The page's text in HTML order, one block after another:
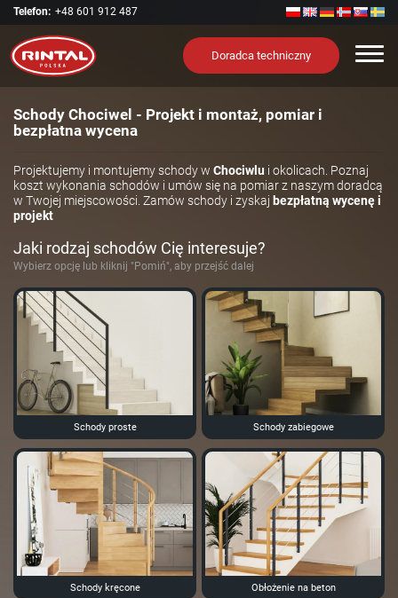
Telefon: +48 601 912 487
Doradca techniczny
Schody Chociwel - Projekt i montaż, pomiar i
bezpłatna wycena
Projektujemy i montujemy schody w Chociwlu i okolicach. Poznaj
koszt wykonania schodów i umów się na pomiar z naszym doradcą
w Twojej miejscowości. Zamów schody i zyskaj bezpłatną wycenę i
projekt
Jaki rodzaj schodów Cię interesuje?
Wybierz opcję lub kliknij "Pomiń", aby przejść dalej
Schody proste Schody zabiegowe
Schody kręcone Obłożenie na beton